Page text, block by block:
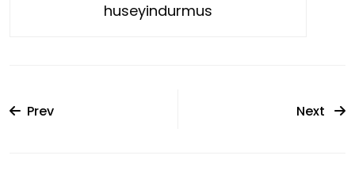
huseyindurmus
Prev Next